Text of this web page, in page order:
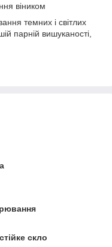
віником
темних і світлих
парній вишуканості,
скло